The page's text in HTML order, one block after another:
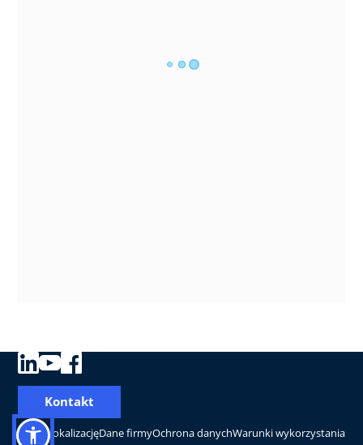
Zmień lokalizacjęDane firmyOchrona danychWarunki wykorzystania
Kontakt